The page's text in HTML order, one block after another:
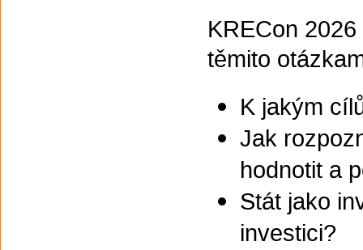
KRECon
těmito
K jakým
Jak
hodnotit a
Stát jako
investici?